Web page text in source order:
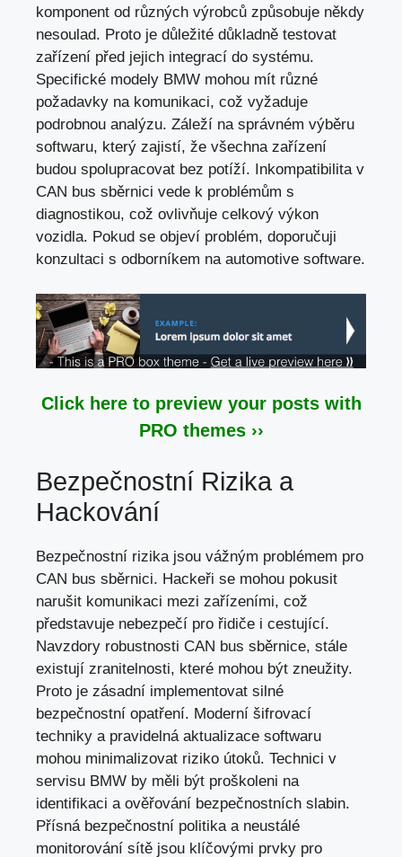
komponent od různých výrobců způsobuje někdy
nesoulad. Proto je důležité důkladně testovat
zařízení před jejich integrací do systému.
Specifické modely BMW mohou mít různé
požadavky na komunikaci, což vyžaduje
podrobnou analýzu. Záleží na správném výběru
softwaru, který zajistí, že všechna zařízení
budou spolupracovat bez potíží. Inkompatibilita v
CAN bus sběrnici vede k problémům s
diagnostikou, což ovlivňuje celkový výkon
vozidla. Pokud se objeví problém, doporučuji
konzultaci s odborníkem na automotive software.
Click here to preview your posts with
PRO themes ››
Bezpečnostní Rizika a
Hackování
Bezpečnostní rizika jsou vážným problémem pro
CAN bus sběrnici. Hackeři se mohou pokusit
narušit komunikaci mezi zařízeními, což
představuje nebezpečí pro řidiče i cestující.
Navzdory robustnosti CAN bus sběrnice, stále
existují zranitelnosti, které mohou být zneužity.
Proto je zásadní implementovat silné
bezpečnostní opatření. Moderní šifrovací
techniky a pravidelná aktualizace softwaru
mohou minimalizovat riziko útoků. Technici v
servisu BMW by měli být proškoleni na
identifikaci a ověřování bezpečnostních slabin.
Přísná bezpečnostní politika a neustálé
monitorování sítě jsou klíčovými prvky pro